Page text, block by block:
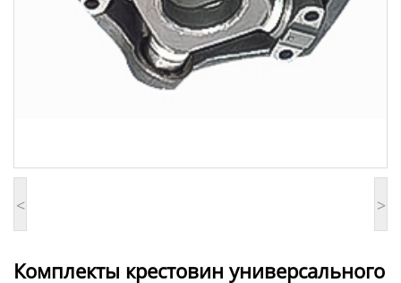
< >
Комплекты крестовин универсального